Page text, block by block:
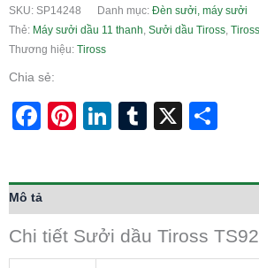
SKU: SP14248 Danh mục: Đèn sưởi, máy sưởi
Thẻ: Máy sưởi dầu 11 thanh Sưởi dầu Tiross
Thương hiệu: Tiross
Chia sẻ:
Facebook
Pinterest
LinkedIn
Tumblr
X
Mô tả
Chi tiết Sưởi dầu Tiross